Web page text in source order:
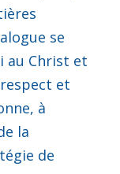
se
au Christ et
et
à
la
de